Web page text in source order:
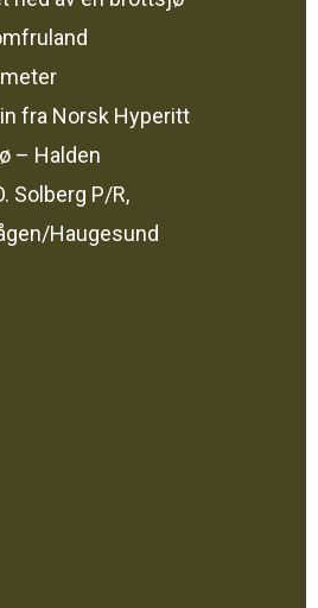
fra Norsk Hyperitt
– Halden
Solberg P/R,
Haugesund